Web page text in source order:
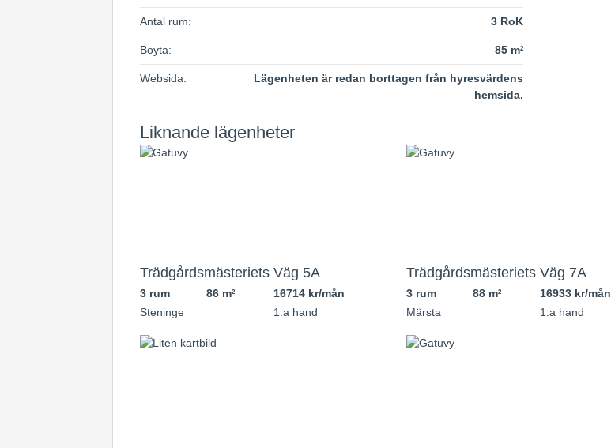
Antal rum: 3 RoK
Boyta: 85 m2
Websida:
Lägenheten är redan borttagen från hyresvärdens
hemsida.
Liknande lägenheter
Trädgårdsmästeriets Väg 5A
3 rum 86 m2
16714 kr/mån
Steninge
1:a hand
Trädgårdsmästeriets Väg 7A
3 rum 88 m2
16933 kr/mån
Märsta
1:a hand